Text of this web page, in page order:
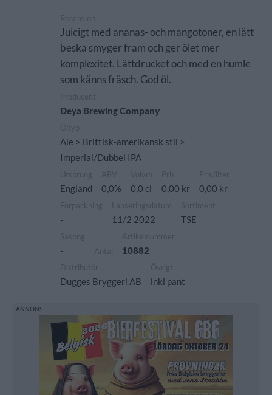
Juicigt med ananas- och mangotoner, en lätt
beska smyger fram och ger ölet mer
komplexitet. Lättdrucket och med en humle
som känns fräsch. God öl.
Deya Brewing Company
Ale > Brittisk-amerikansk stil >
Imperial/Dubbel IPA
England 0,0% 0,0 cl 0,00 kr 0,00 kr
- 11/2 2022 TSE
- 10882
Dugges Bryggeri AB inkl pant